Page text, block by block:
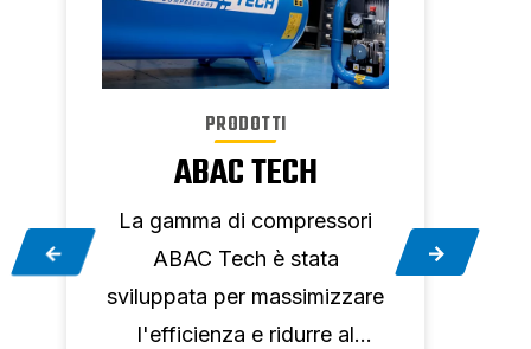
PRODOTTI
ABAC TECH
La gamma di compressori
ABAC Tech è stata
sviluppata per massimizzare
l'efficienza e ridurre al